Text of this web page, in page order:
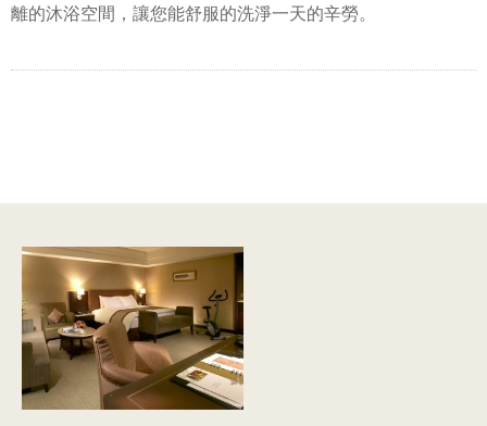
離的沐浴空間，讓您能舒服的洗淨一天的辛勞。